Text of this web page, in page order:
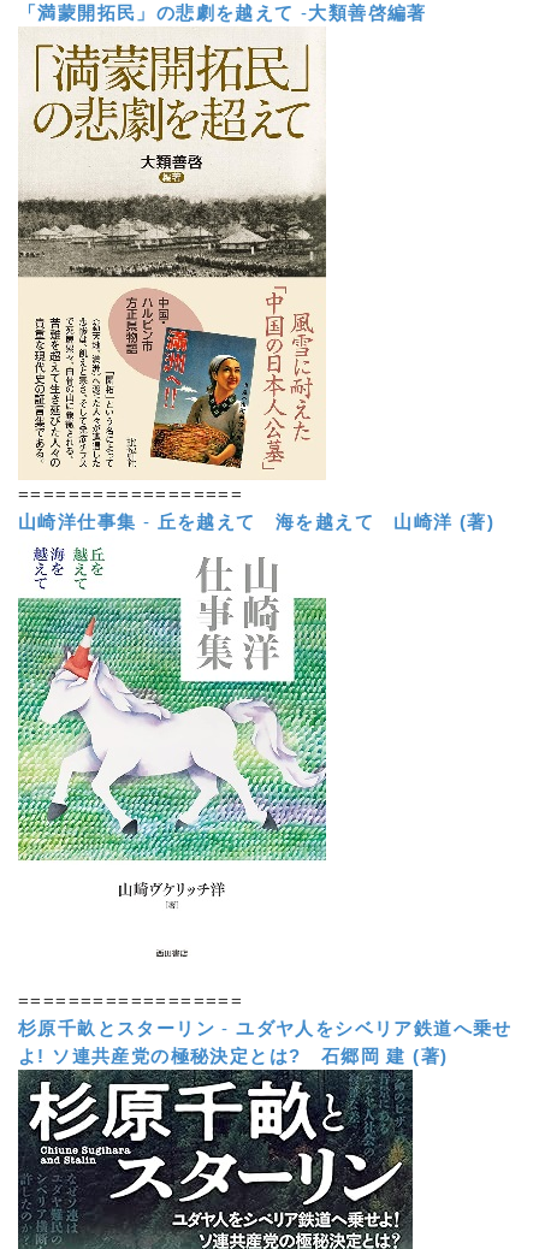
「満蒙開拓民」の悲劇を越えて -大類善啓編著
==================
山崎洋仕事集 - 丘を越えて 海を越えて 山崎洋 (著)
==================
杉原千畝とスターリン -ユダヤ人をシベリア鉄道へ乗せ
よ! ソ連共産党の極秘決定とは?
石郷岡 建 (著)